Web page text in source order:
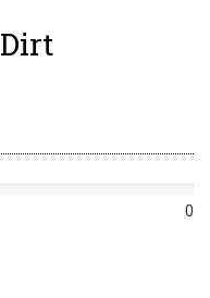
Dirt
0